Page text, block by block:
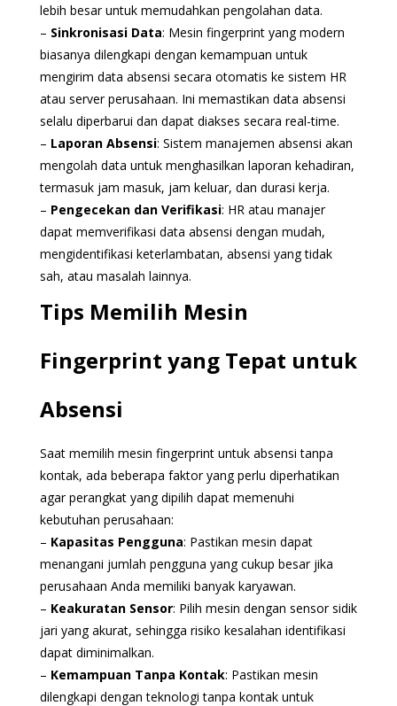
lebih besar untuk memudahkan pengolahan data.
– Sinkronisasi Data: Mesin fingerprint yang modern
biasanya dilengkapi dengan kemampuan untuk
mengirim data absensi secara otomatis ke sistem HR
atau server perusahaan. Ini memastikan data absensi
selalu diperbarui dan dapat diakses secara real-time.
– Laporan Absensi: Sistem manajemen absensi akan
mengolah data untuk menghasilkan laporan kehadiran,
termasuk jam masuk, jam keluar, dan durasi kerja.
– Pengecekan dan Verifikasi: HR atau manajer
dapat memverifikasi data absensi dengan mudah,
mengidentifikasi keterlambatan, absensi yang tidak
sah, atau masalah lainnya.
Tips Memilih Mesin
Fingerprint yang Tepat untuk
Absensi
Saat memilih mesin fingerprint untuk absensi tanpa
kontak, ada beberapa faktor yang perlu diperhatikan
agar perangkat yang dipilih dapat memenuhi
kebutuhan perusahaan:
– Kapasitas Pengguna: Pastikan mesin dapat
menangani jumlah pengguna yang cukup besar jika
perusahaan Anda memiliki banyak karyawan.
– Keakuratan Sensor: Pilih mesin dengan sensor sidik
jari yang akurat, sehingga risiko kesalahan identifikasi
dapat diminimalkan.
– Kemampuan Tanpa Kontak: Pastikan mesin
dilengkapi dengan teknologi tanpa kontak untuk